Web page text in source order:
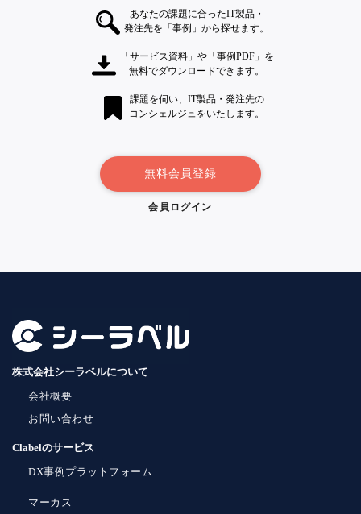
あなたの課題に合ったIT製品・
発注先を「事例」から探せます。
「サービス資料」や「事例PDF」を
無料でダウンロードできます。
課題を伺い、IT製品・発注先の
コンシェルジュをいたします。
無料会員登録
会員ログイン
株式会社シーラベルについて
会社概要
お問い合わせ
Clabelのサービス
DX事例プラットフォーム
マーカス